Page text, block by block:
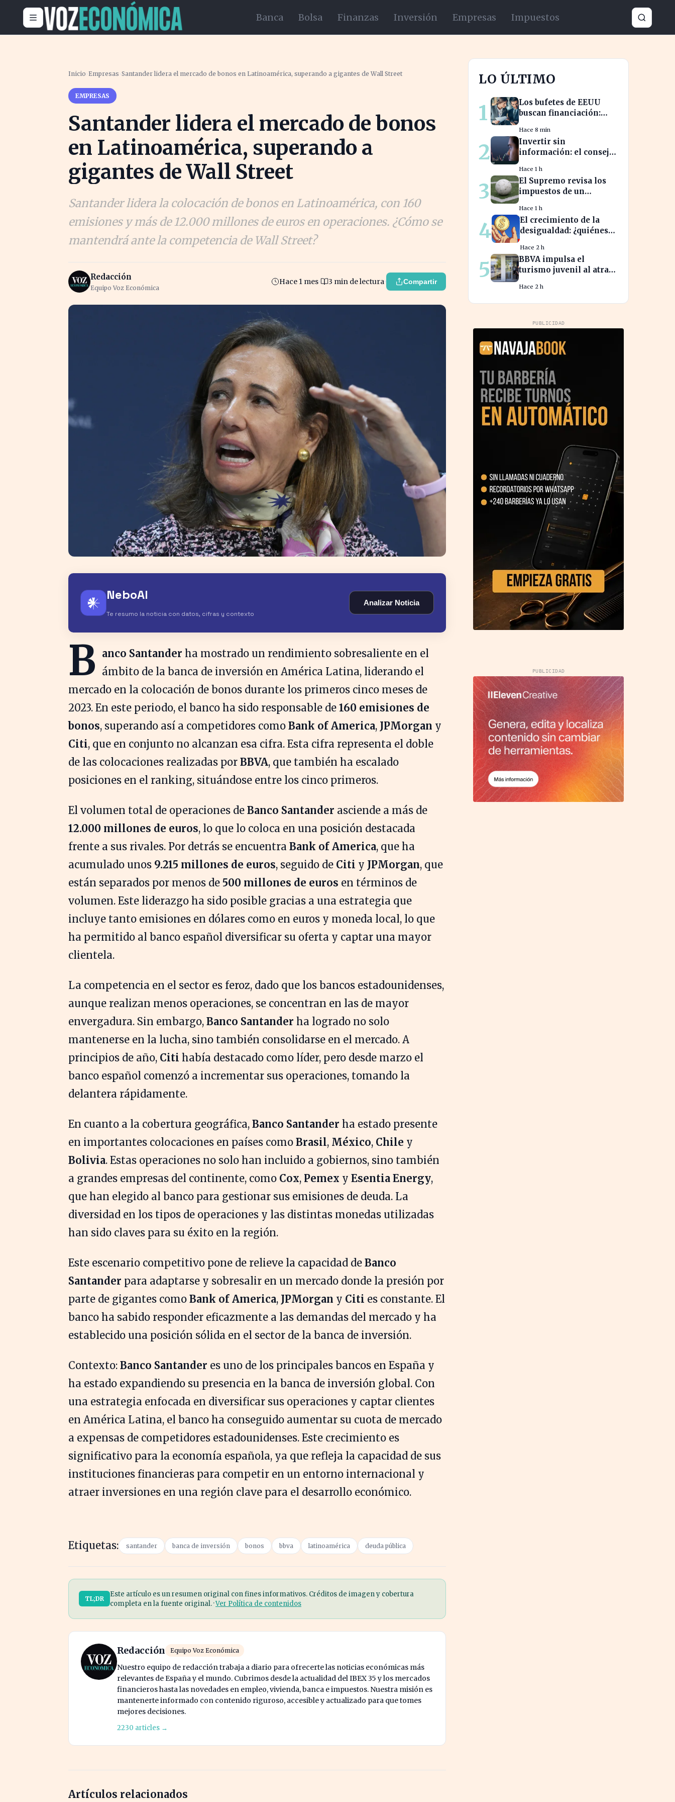
Banca Bolsa Finanzas Inversión Empresas Impuestos
Inicio ›Empresas ›Santander lidera el mercado de bonos en Latinoamérica, superando a gigantes de Wall Street
EMPRESAS
Santander lidera el mercado de bonos
en Latinoamérica, superando a
gigantes de Wall Street
Santander lidera la colocación de bonos en Latinoamérica, con 160
emisiones y más de 12.000 millones de euros en operaciones. ¿Cómo se
mantendrá ante la competencia de Wall Street?
Redacción
Equipo Voz Económica
Hace 1 mes 3 min de lectura Compartir
𒀭 NeboAI
Te resumo la noticia con datos, cifras y contexto
Analizar Noticia
B anco Santander ha mostrado un rendimiento sobresaliente en el
ámbito de la banca de inversión en América Latina, liderando el
mercado en la colocación de bonos durante los primeros cinco meses de
2023. En este periodo, el banco ha sido responsable de 160 emisiones de
bonos, superando así a competidores como Bank of America, JPMorgan y
Citi, que en conjunto no alcanzan esa cifra. Esta cifra representa el doble
de las colocaciones realizadas por BBVA, que también ha escalado
posiciones en el ranking, situándose entre los cinco primeros.
El volumen total de operaciones de Banco Santander asciende a más de
12.000 millones de euros, lo que lo coloca en una posición destacada
frente a sus rivales. Por detrás se encuentra Bank of America, que ha
acumulado unos 9.215 millones de euros, seguido de Citi y JPMorgan, que
están separados por menos de 500 millones de euros en términos de
volumen. Este liderazgo ha sido posible gracias a una estrategia que
incluye tanto emisiones en dólares como en euros y moneda local, lo que
ha permitido al banco español diversificar su oferta y captar una mayor
clientela.
La competencia en el sector es feroz, dado que los bancos estadounidenses,
aunque realizan menos operaciones, se concentran en las de mayor
envergadura. Sin embargo, Banco Santander ha logrado no solo
mantenerse en la lucha, sino también consolidarse en el mercado. A
principios de año, Citi había destacado como líder, pero desde marzo el
banco español comenzó a incrementar sus operaciones, tomando la
delantera rápidamente.
En cuanto a la cobertura geográfica, Banco Santander ha estado presente
en importantes colocaciones en países como Brasil, México, Chile y
Bolivia. Estas operaciones no solo han incluido a gobiernos, sino también
a grandes empresas del continente, como Cox, Pemex y Esentia Energy,
que han elegido al banco para gestionar sus emisiones de deuda. La
diversidad en los tipos de operaciones y las distintas monedas utilizadas
han sido claves para su éxito en la región.
Este escenario competitivo pone de relieve la capacidad de Banco
Santander para adaptarse y sobresalir en un mercado donde la presión por
parte de gigantes como Bank of America, JPMorgan y Citi es constante. El
banco ha sabido responder eficazmente a las demandas del mercado y ha
establecido una posición sólida en el sector de la banca de inversión.
Contexto: Banco Santander es uno de los principales bancos en España y
ha estado expandiendo su presencia en la banca de inversión global. Con
una estrategia enfocada en diversificar sus operaciones y captar clientes
en América Latina, el banco ha conseguido aumentar su cuota de mercado
a expensas de competidores estadounidenses. Este crecimiento es
significativo para la economía española, ya que refleja la capacidad de sus
instituciones financieras para competir en un entorno internacional y
atraer inversiones en una región clave para el desarrollo económico.
Etiquetas: santander banca de inversión bonos bbva latinoamérica deuda pública
TL;DR
Este artículo es un resumen original con fines informativos. Créditos de imagen y cobertura
completa en la fuente original. ·Ver Política de contenidos
Redacción Equipo Voz Económica
Nuestro equipo de redacción trabaja a diario para ofrecerte las noticias económicas más
relevantes de España y el mundo. Cubrimos desde la actualidad del IBEX 35 y los mercados
financieros hasta las novedades en empleo, vivienda, banca e impuestos. Nuestra misión es
mantenerte informado con contenido riguroso, accesible y actualizado para que tomes
mejores decisiones.
2230 articles →
Artículos relacionados
LO ÚLTIMO
1
Los bufetes de EEUU
buscan financiación:
inversión en el sector
legal?
Hace 8 min
2
Invertir sin
información: el consejo
puede costar caro
Hace 1 h
3
El Supremo revisa los
impuestos de un
afectando su patrimonio
en España
Hace 1 h
4
El crecimiento de la
desigualdad: ¿quiénes
millonarios en España?
Hace 2 h
5
BBVA impulsa el
turismo juvenil al atraer
con nuevas ofertas
Hace 2 h
PUBLICIDAD
PUBLICIDAD